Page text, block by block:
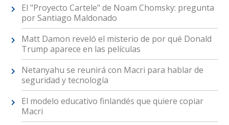
El "Proyecto Cartele" de Noam Chomsky: pregunta
por Santiago Maldonado
Matt Damon reveló el misterio de por qué Donald
Trump aparece en las películas
Netanyahu se reunirá con Macri para hablar de
seguridad y tecnología
El modelo educativo finlandés que quiere copiar
Macri